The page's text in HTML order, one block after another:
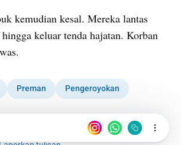
kemudian kesal. Mereka lantas
keluar tenda hajatan. Korban
Preman
Pengeroyokan
Rumah Hajatan di Purwakarta